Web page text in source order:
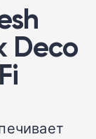
Deco